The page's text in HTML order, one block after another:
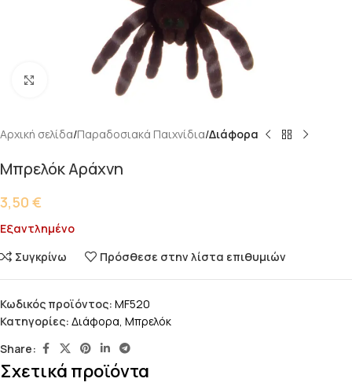
Κάντε κλικ για μεγέθυνση
Αρχική σελίδα Παραδοσιακά Παιχνίδια Διάφορα
Μπρελόκ Αράχνη
3,50 €
Εξαντλημένο
Συγκρίνω
Πρόσθεσε στην λίστα επιθυμιών
Κωδικός προϊόντος: MF520
Κατηγορίες: Διάφορα, Μπρελόκ
Share:
Σχετικά προϊόντα